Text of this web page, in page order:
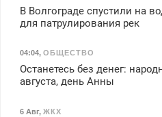
В Волгограде спустили на
для патрулирования рек
04:04, ОБЩЕСТВО
Останетесь без денег:
августа, день Анны
6 Авг, ЖКХ